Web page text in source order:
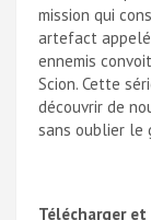
mission qui
artefact appelé
ennemis
Scion. Cette
découvrir de
sans oublier le
Télécharger